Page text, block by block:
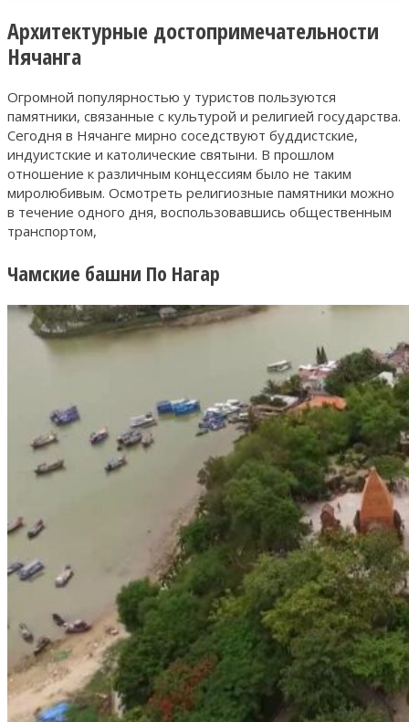
Архитектурные достопримечательности
Нячанга
Огромной популярностью у туристов пользуются
памятники, связанные с культурой и религией государства.
Сегодня в Нячанге мирно соседствуют буддистские,
индуистские и католические святыни. В прошлом
отношение к различным концессиям было не таким
миролюбивым. Осмотреть религиозные памятники можно
в течение одного дня, воспользовавшись общественным
транспортом,
Чамские башни По Нагар